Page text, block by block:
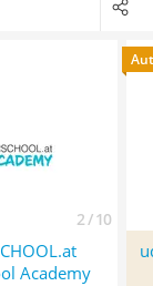
lange
2 / 10
Academy